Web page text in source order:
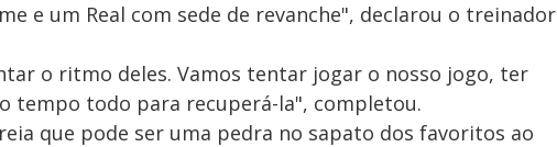
e um Real com sede de revanche", declarou o treinador
o ritmo deles. Vamos tentar jogar o nosso jogo, ter
tempo todo para recuperá-la", completou.
que pode ser uma pedra no sapato dos favoritos ao